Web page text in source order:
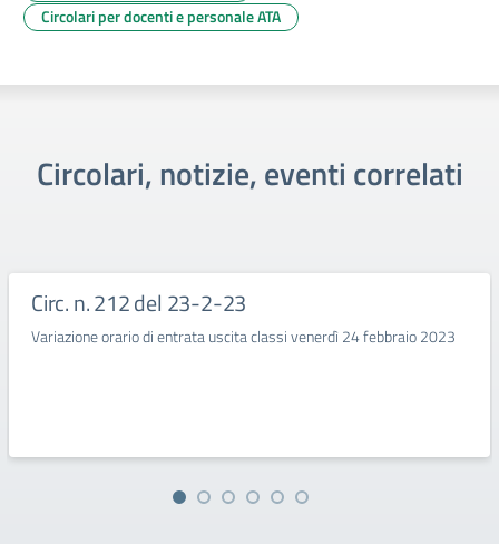
Circolari per docenti e personale ATA
Circolari, notizie, eventi correlati
Circ. n. 212 del 23-2-23
Variazione orario di entrata uscita classi venerdì 24 febbraio 2023